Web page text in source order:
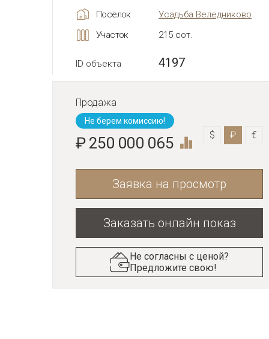
Посёлок
Усадьба Веледниково
Участок
215 сот.
ID объекта 4197
Продажа
Не берем комиссию!
₽ 250 000 065 $ ₽ €
Заявка на просмотр
Заказать онлайн показ
Не согласны с ценой?
Предложите свою!